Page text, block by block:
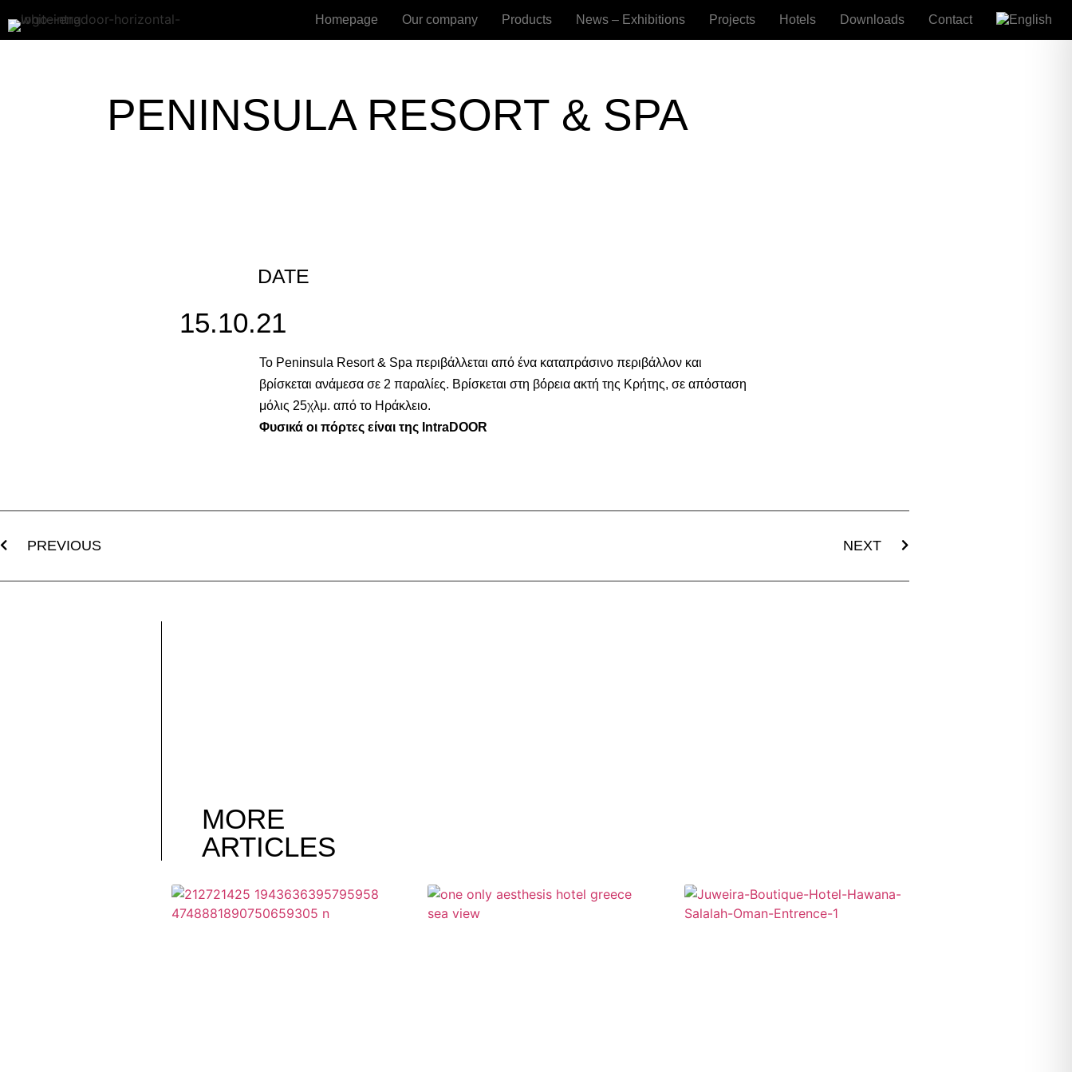
Homepage Our company Products News – Exhibitions Projects Hotels Downloads Contact
PENINSULA RESORT & SPA
DATE
15.10.21
Το Peninsula Resort & Spa περιβάλλεται από ένα καταπράσινο περιβάλλον και
βρίσκεται ανάμεσα σε 2 παραλίες. Bρίσκεται στη βόρεια ακτή της Κρήτης, σε απόσταση
μόλις 25χλμ. από το Ηράκλειο.
Φυσικά οι πόρτες είναι της IntraDOOR
PREVIOUS NEXT
MORE
ARTICLES